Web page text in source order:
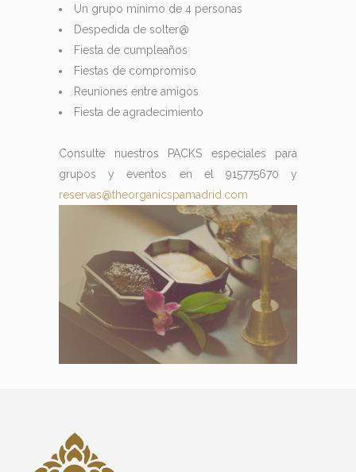
Un grupo mínimo de 4 personas
Despedida de solter@
Fiesta de cumpleaños
Fiestas de compromiso
Reuniones entre amigos
Fiesta de agradecimiento
Consulte nuestros PACKS especiales para
grupos y eventos en el 915775670 y
reservas@theorganicspamadrid.com